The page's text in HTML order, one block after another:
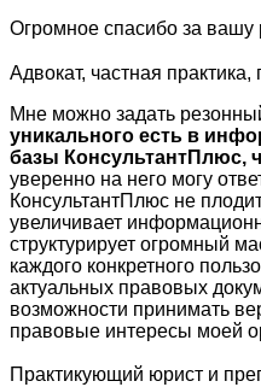
Огромное спасибо за вашу
Адвокат, частная практика,
Мне можно задать
уникального есть в
базы КонсультантПлюс,
уверенно на него могу
КонсультантПлюс не
увеличивает
структурирует огромный
каждого конкретного
актуальных правовых
возможности принимать
правовые интересы моей
Практикующий юрист и